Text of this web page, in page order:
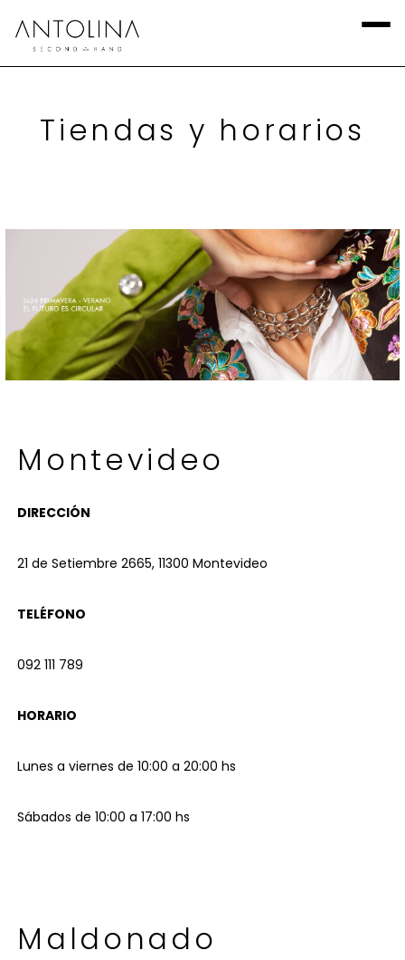
Tiendas y horarios
Montevideo
DIRECCIÓN
21 de Setiembre 2665, 11300 Montevideo
TELÉFONO
092 111 789
HORARIO
Lunes a viernes de 10:00 a 20:00 hs
Sábados de 10:00 a 17:00 hs
Maldonado